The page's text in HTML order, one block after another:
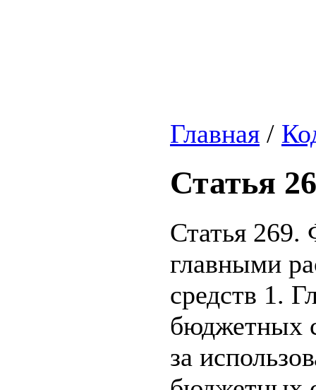
Главная /
Статья
Статья 269.
главными
средств 1.
бюджетных
за